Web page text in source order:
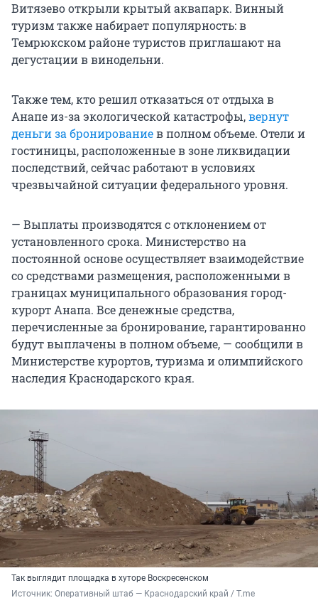
Витязево открыли крытый аквапарк. Винный
туризм также набирает популярность: в
Темрюкском районе туристов приглашают на
дегустации в винодельни.
Также тем, кто решил отказаться от отдыха в
Анапе из-за экологической катастрофы,вернут
деньги за бронированиев полном объеме. Отели и
гостиницы, расположенные в зоне ликвидации
последствий, сейчас работают в условиях
чрезвычайной ситуации федерального уровня.
— Выплаты производятся с отклонением от
установленного срока. Министерство на
постоянной основе осуществляет взаимодействие
со средствами размещения, расположенными в
границах муниципального образования город-
курорт Анапа. Все денежные средства,
перечисленные за бронирование, гарантированно
будут выплачены в полном объеме, — сообщили в
Министерстве курортов, туризма и олимпийского
наследия Краснодарского края.
Так выглядит площадка в хуторе Воскресенском
Источник: Оперативный штаб — Краснодарский край / T.me